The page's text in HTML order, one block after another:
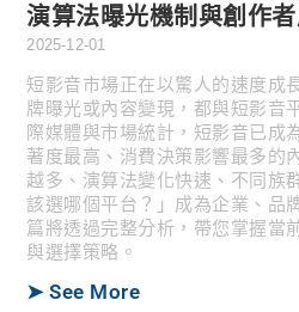
演算法曝光機制與創作
2025-12-01
短影音市場正在以驚人的速度成
牌曝光或內容變現，都與短影音
際媒體與市場統計，短影音已成
著度最高、消費決策影響最多的
越多、演算法變化快速、不同族
該選哪個平台？」成為企業、品
篇將透過完整分析，帶您掌握當
與選擇策略。
➤ See More